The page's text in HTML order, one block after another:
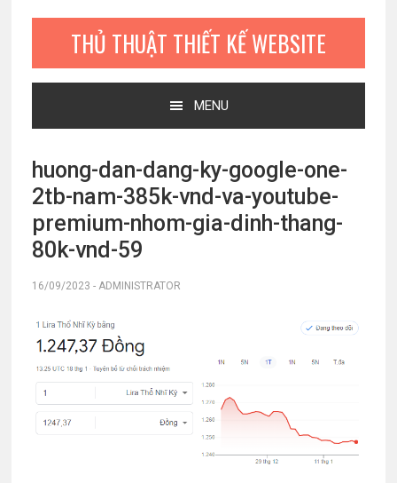
THỦ THUẬT THIẾT KẾ WEBSITE
MENU
huong-dan-dang-ky-google-one-
2tb-nam-385k-vnd-va-youtube-
premium-nhom-gia-dinh-thang-
80k-vnd-59
16/09/2023 - ADMINISTRATOR